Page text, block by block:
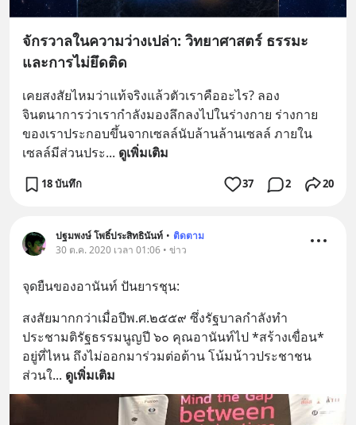
จักรวาลในความว่างเปล่า: วิทยาศาสตร์ ธรรมะ
และการไม่ยึดติด
เคยสงสัยไหมว่าแท้จริงแล้วตัวเราคืออะไร? ลอง
จินตนาการว่าเรากำลังมองลึกลงไปในร่างกาย ร่างกาย
ของเราประกอบขึ้นจากเซลล์นับล้านล้านเซลล์ ภายใน
เซลล์มีส่วนประ... ดูเพิ่มเติม
18 บันทึก 37 2 20
ปฐมพงษ์ โพธิ์ประสิทธินันท์ • ติดตาม
30 ต.ค. 2020 เวลา 01:06 • ข่าว
จุดยืนของอานันท์ ปันยารชุน:
สงสัยมากกว่าเมื่อปีพ.ศ.๒๕๕๙ ซึ่งรัฐบาลกำลังทำ
ประชามติรัฐธรรมนูญปี ๖๐ คุณอานันท์ไป *สร้างเขื่อน*
อยู่ที่ไหน ถึงไม่ออกมาร่วมต่อต้าน โน้มน้าวประชาชน
ส่วนใ... ดูเพิ่มเติม